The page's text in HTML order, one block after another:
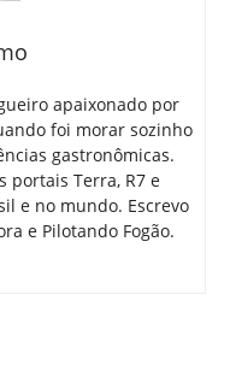
apaixonado por
foi morar sozinho
gastronômicas.
portais Terra, R7 e
e no mundo. Escrevo
e Pilotando Fogão.